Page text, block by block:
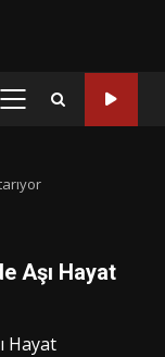
PRIMARY
Aşı Hayat
Hayat